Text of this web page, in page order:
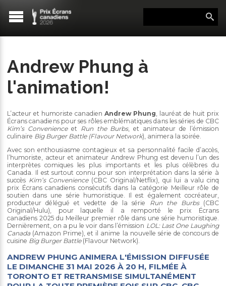
Andrew Phung à
l'animation!
L’acteur et humoriste canadienAndrew Phung , lauréat de huit prix
Écrans canadiens pour ses rôles emblématiques dans les séries de CBC
Kim’s Convenienceet Run the Burbs, et animateur de l’émission
culinaire Big Burger Battle (Flavour Network), animera la soirée.
Avec son enthousiasme contagieux et sa personnalité facile d’accès,
l’humoriste, acteur et animateur Andrew Phung est devenu l’un des
interprètes comiques les plus importants et les plus célèbres du
Canada. Il est surtout connu pour son interprétation dans la série à
succès Kim’s Convenience(CBC Original/Netflix), qui lui a valu cinq
prix Écrans canadiens consécutifs dans la catégorie Meilleur rôle de
soutien dans une série humoristique. Il est également cocréateur,
producteur délégué et vedette de la série Run the Burbs(CBC
Original/Hulu), pour laquelle il a remporté le prix Écrans
canadiens 2025 du Meilleur premier rôle dans une série humoristique.
Dernièrement, on a pu le voir dans l’émission LOL: Last One Laughing
Canada (Amazon Prime), et il anime la nouvelle série de concours de
cuisine Big Burger Battle(Flavour Network).
ANDREW PHUNG ANIMERA L'ÉMISSION DIFFUSÉE
LE DIMANCHE 31 MAI 2026 À 20 H, FILMÉE À
TORONTO ET RETRANSMISE SIMULTANÉMENT